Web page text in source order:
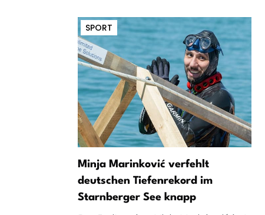
SPORT
Minja Marinković verfehlt
deutschen Tiefenrekord im
Starnberger See knapp